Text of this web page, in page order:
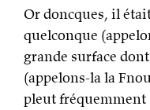
Or doncques, il
quelconque
grande surface
(appelons-la la
pleut fréquemment